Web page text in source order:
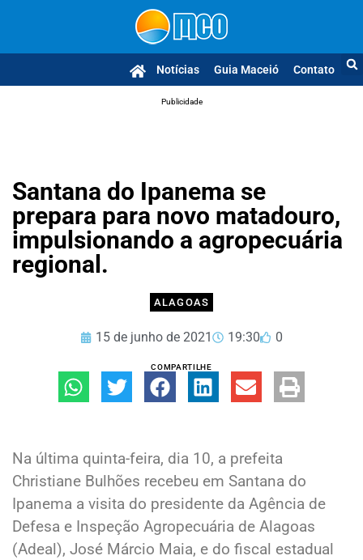
Notícias Guia Maceió Contato
Publicidade
Santana do Ipanema se
prepara para novo matadouro,
impulsionando a agropecuária
regional.
ALAGOAS
15 de junho de 2021 19:30 0
COMPARTILHE
Na última quinta-feira, dia 10, a prefeita
Christiane Bulhões recebeu em Santana do
Ipanema a visita do presidente da Agência de
Defesa e Inspeção Agropecuária de Alagoas
(Adeal), José Márcio Maia, e do fiscal estadual